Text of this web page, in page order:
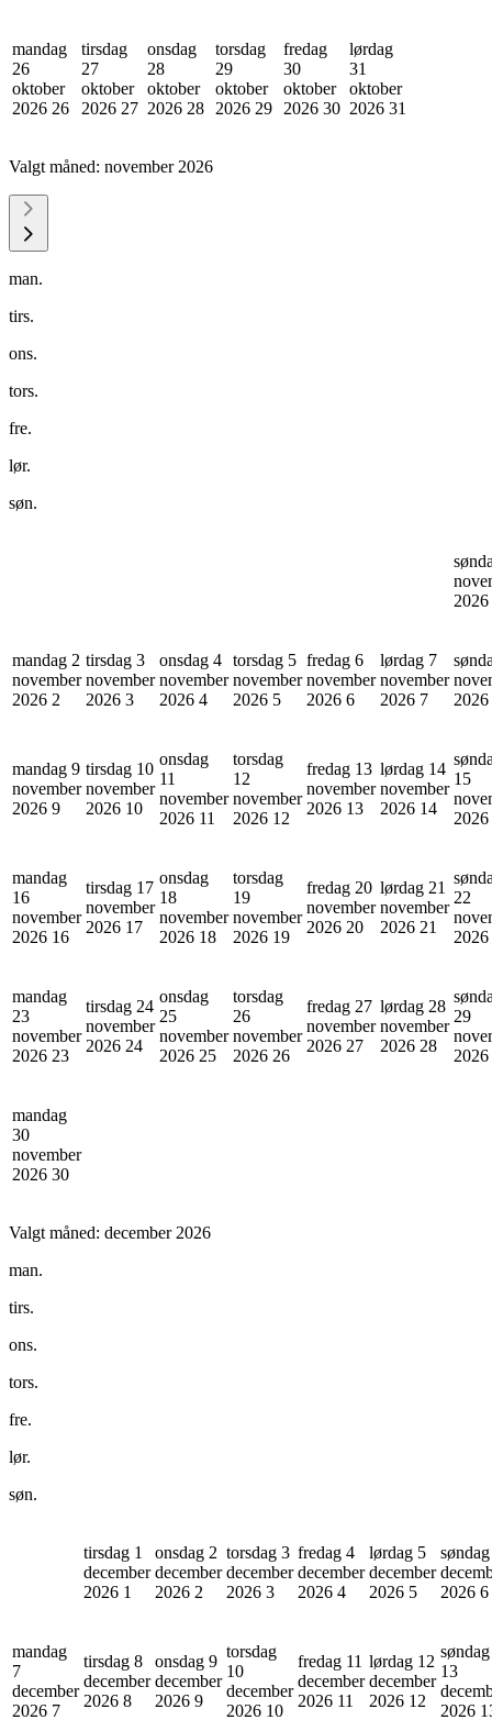
mandag
26
oktober
2026 26
tirsdag
27
oktober
2026 27
onsdag
28
oktober
2026 28
torsdag
29
oktober
2026 29
fredag
30
oktober
2026 30
lørdag
31
oktober
2026 31
Valgt måned: november 2026
man.
tirs.
ons.
tors.
fre.
lør.
søn.
2026
mandag 2
november
2026 2
tirsdag 3
november
2026 3
onsdag 4
november
2026 4
torsdag 5
november
2026 5
fredag 6
november
2026 6
lørdag 7
november
2026 7
2026
mandag 9
november
2026 9
tirsdag 10
november
2026 10
onsdag
11
november
2026 11
torsdag
12
november
2026 12
fredag 13
november
2026 13
lørdag 14
november
2026 14
15
2026
mandag
16
november
2026 16
tirsdag 17
november
2026 17
onsdag
18
november
2026 18
torsdag
19
november
2026 19
fredag 20
november
2026 20
lørdag 21
november
2026 21
22
2026
mandag
23
november
2026 23
tirsdag 24
november
2026 24
onsdag
25
november
2026 25
torsdag
26
november
2026 26
fredag 27
november
2026 27
lørdag 28
november
2026 28
29
2026
mandag
30
november
2026 30
Valgt måned: december 2026
man.
tirs.
ons.
tors.
fre.
lør.
søn.
tirsdag 1
december
2026 1
onsdag 2
december
2026 2
torsdag 3
december
2026 3
fredag 4
december
2026 4
lørdag 5
december
2026 5
2026 6
mandag
7
december
2026 7
tirsdag 8
december
2026 8
onsdag 9
december
2026 9
torsdag
10
december
2026 10
fredag 11
december
2026 11
lørdag 12
december
2026 12
søndag
13
2026